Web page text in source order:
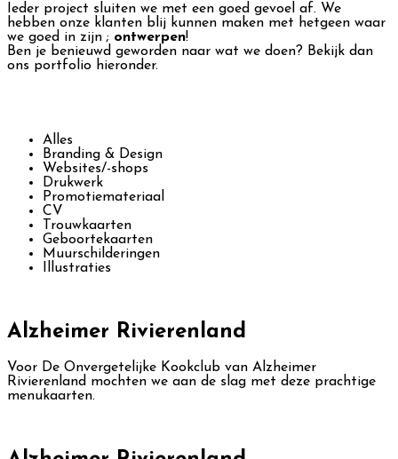
Ieder project sluiten we met een goed gevoel af. We
hebben onze klanten blij kunnen maken met hetgeen waar
we goed in zijn ; ontwerpen!
Ben je benieuwd geworden naar wat we doen? Bekijk dan
ons portfolio hieronder.
Alles
Branding & Design
Websites/-shops
Drukwerk
Promotiemateriaal
CV
Trouwkaarten
Geboortekaarten
Muurschilderingen
Illustraties
Alzheimer Rivierenland
Voor De Onvergetelijke Kookclub van Alzheimer
Rivierenland mochten we aan de slag met deze prachtige
menukaarten.